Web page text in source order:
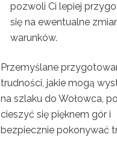
pozwoli Ci lepiej
się na ewentualne
warunków.
Przemyślane
trudności, jakie mogą
na szlaku do Wołowca,
cieszyć się pięknem gór i
bezpiecznie pokonywać